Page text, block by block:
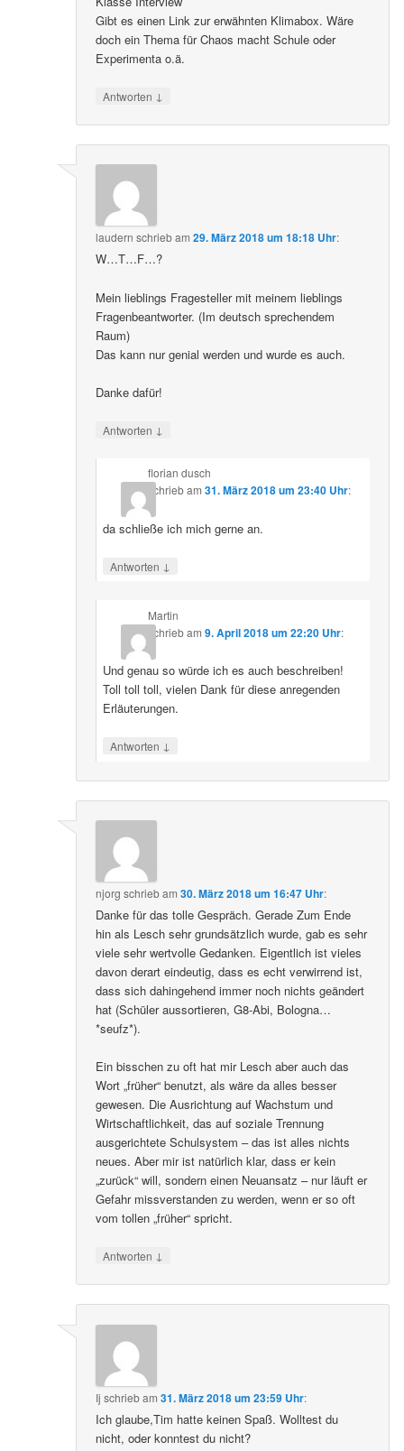
Gibt es einen Link zur erwähnten Klimabox. Wäre
doch ein Thema für Chaos macht Schule oder
Experimenta o.ä.
Antworten ↓
laudern schriebam29. März 2018 um 18:18 Uhr:
W…T…F…?
Mein lieblings Fragesteller mit meinem lieblings
Fragenbeantworter. (Im deutsch sprechendem
Raum)
Das kann nur genial werden und wurde es auch.
Danke dafür!
Antworten ↓
florian dusch
schriebam 31. März 2018 um 23:40 Uhr:
da schließe ich mich gerne an.
Antworten ↓
Martin
schriebam 9. April 2018 um 22:20 Uhr:
Und genau so würde ich es auch beschreiben!
Toll toll toll, vielen Dank für diese anregenden
Erläuterungen.
Antworten ↓
njorg schriebam30. März 2018 um 16:47 Uhr:
Danke für das tolle Gespräch. Gerade Zum Ende
hin als Lesch sehr grundsätzlich wurde, gab es sehr
viele sehr wertvolle Gedanken. Eigentlich ist vieles
davon derart eindeutig, dass es echt verwirrend ist,
dass sich dahingehend immer noch nichts geändert
hat (Schüler aussortieren, G8-Abi, Bologna…
*seufz*).
Ein bisschen zu oft hat mir Lesch aber auch das
Wort „früher“ benutzt, als wäre da alles besser
gewesen. Die Ausrichtung auf Wachstum und
Wirtschaftlichkeit, das auf soziale Trennung
ausgerichtete Schulsystem – das ist alles nichts
neues. Aber mir ist natürlich klar, dass er kein
„zurück“ will, sondern einen Neuansatz – nur läuft er
Gefahr missverstanden zu werden, wenn er so oft
vom tollen „früher“ spricht.
Antworten ↓
Ij schriebam31. März 2018 um 23:59 Uhr:
Ich glaube,Tim hatte keinen Spaß. Wolltest du
nicht, oder konntest du nicht?